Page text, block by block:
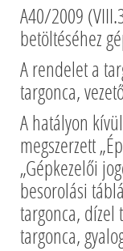
A40/2009
betöltéséhez
A rendelet a
targonca,
A hatályon
megszerzett
„Gépkezelői
besorolási
targonca, dízel
targonca,